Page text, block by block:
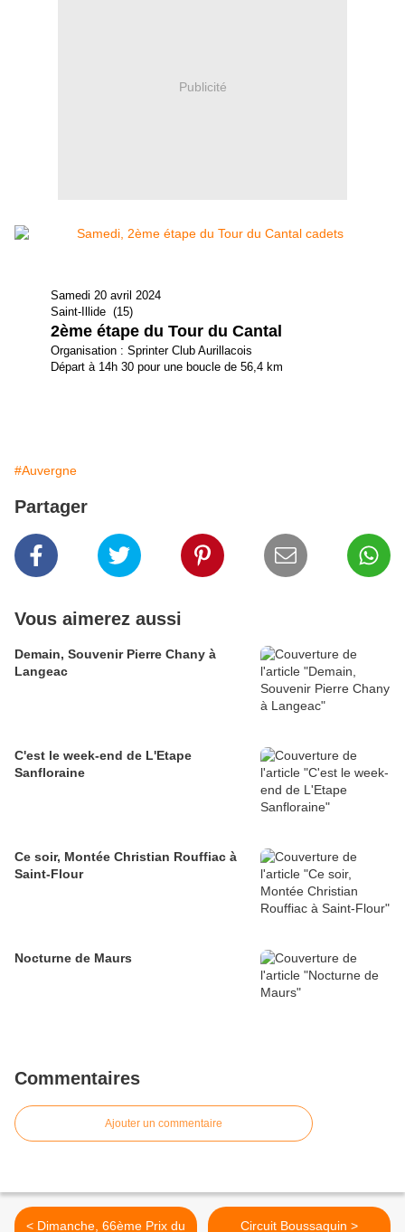
Publicité
Samedi 20 avril 2024
Saint-Illide (15)
2ème étape du Tour du Cantal
Organisation : Sprinter Club Aurillacois
Départ à 14h 30 pour une boucle de 56,4 km
#Auvergne
Partager
Vous aimerez aussi
Demain, Souvenir Pierre Chany à
Langeac
C'est le week-end de L'Etape
Sanfloraine
Ce soir, Montée Christian Rouffiac à
Saint-Flour
Nocturne de Maurs
Commentaires
Ajouter un commentaire
< Dimanche, 66ème Prix du Circuit Boussaquin >